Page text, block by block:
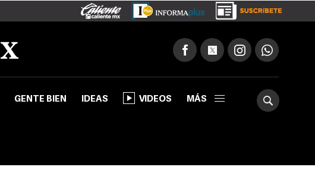
GENTE BIEN IDEAS VIDEOS MÁS